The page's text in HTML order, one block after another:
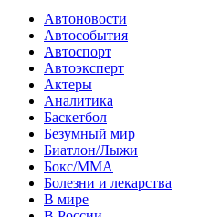
Автоновости
Автособытия
Автоспорт
Автоэксперт
Актеры
Аналитика
Баскетбол
Безумный мир
Биатлон/Лыжи
Бокс/MMA
Болезни и лекарства
В мире